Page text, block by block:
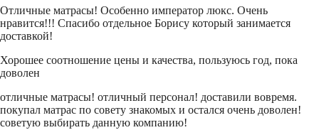
Отличные матрасы! Особенно император люкс. Очень
нравится!!! Спасибо отдельное Борису который занимается
доставкой!
Хорошее соотношение цены и качества, пользуюсь год, пока
доволен
отличные матрасы! отличный персонал! доставили вовремя.
покупал матрас по совету знакомых и остался очень доволен!
советую выбирать данную компанию!